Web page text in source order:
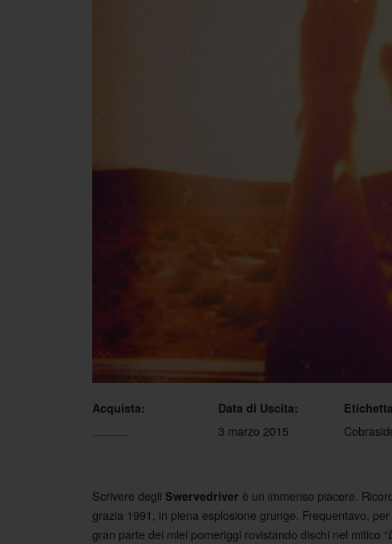
Acquista: Data di Uscita:
3 marzo 2015
Scrivere degli Swervedriver è un immenso piacere.
grazia 1991, in piena esplosione grunge. Frequentavo,
gran parte dei miei pomeriggi rovistando dischi nel mitico “